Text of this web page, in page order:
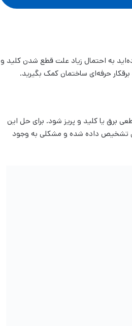
به احتمال زیاد علت قطع شدن کلید و
حرفه‌ای ساختمان کمک بگیرید.
برق یا کلید و پریز شود. برای حل این
تشخیص داده شده و مشکلی به وجود